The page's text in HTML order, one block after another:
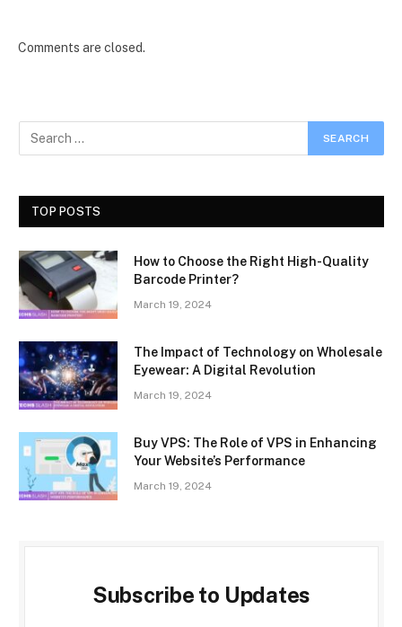
Comments are closed.
TOP POSTS
How to Choose the Right High-Quality
Barcode Printer?
March 19, 2024
The Impact of Technology on Wholesale
Eyewear: A Digital Revolution
March 19, 2024
Buy VPS: The Role of VPS in Enhancing
Your Website’s Performance
March 19, 2024
Subscribe to Updates